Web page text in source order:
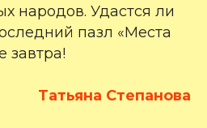
народов. Удастся ли
пазл «Места
завтра!
Татьяна Степанова